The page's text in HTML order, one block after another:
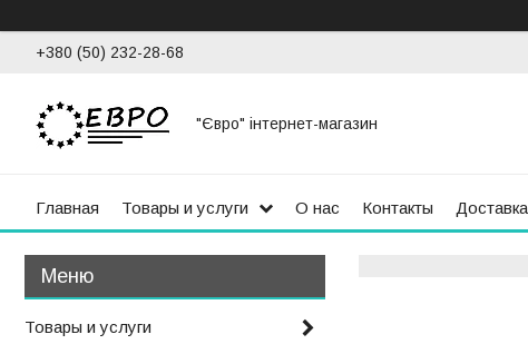
+380 (50) 232-28-68
"Євро" інтернет-магазин
Главная Товары и услуги О нас Контакты
Товары и услуги